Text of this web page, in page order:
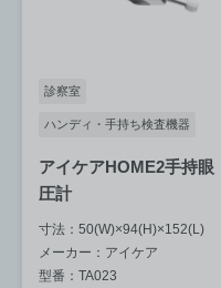
診察室
ハンディ・手持ち検査機器
アイケアHOME2手持眼
圧計
寸法：50(W)×94(H)×152(L)
メーカー：アイケア
型番：TA023